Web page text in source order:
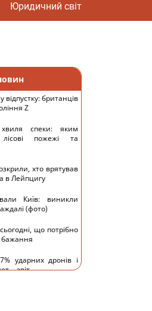
Юридичний світ
британців
Z
спеки: яким
пожежі та
хто врятував
в Лейпцигу
Київ: виникли
(фото)
що потрібно
бажання
ударних дронів і
- звіт